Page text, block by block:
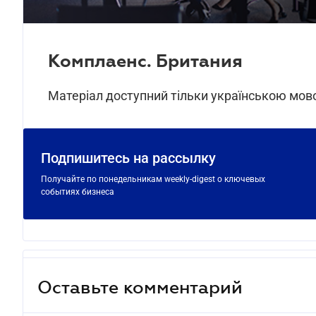
Комплаенс. Британия
Матеріал доступний тільки українською
Подпишитесь на рассылку
Получайте по понедельникам weekly-digest о ключевых
событиях бизнеса
Оставьте комментарий